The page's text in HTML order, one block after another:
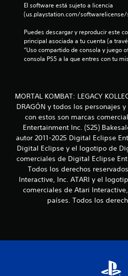
El software está sujeto a licencia
(us.playstation.com/softwarelicense/
Puedes descargar y reproducir este
principal asociada a tu cuenta (a
“Uso compartido de consola y juego
consola PS5 a la que entres con tu
MORTAL KOMBAT: LEGACY
DRAGÓN y todos los personajes
con estos son marcas
Entertainment Inc. (S25)
autor 2011-2025 Digital Eclipse
Digital Eclipse y el logotipo de
comerciales de Digital Eclipse
Todos los derechos
Interactive, Inc. ATARI y el
comerciales de Atari Interactive,
países. Todos los